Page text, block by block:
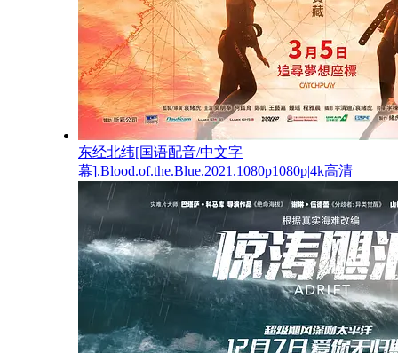
东经北纬[国语配音/中文字
幕].Blood.of.the.Blue.2021.1080p1080p|4k高清